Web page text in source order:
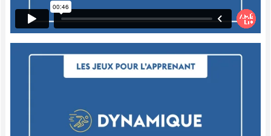
poser des questions et répondre à des
questions fermées pour devenir habiles
puis pour que leur cerveau développe la
capacité à être capable de répondre
Le Sphinx est probablement le jeu par